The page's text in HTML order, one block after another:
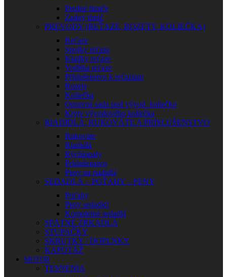
Predné tlmiče
Zadný tlmič
PREVODY (REŤAZE, ROZETY, KOLIEČKA)
Reťaze
Spojky reťaze
Kladky reťaze
Vodítka reťaze
Príslušenstvo k reťaziam
Rozety
Koliečka
Opravná sada pod vývod. koliečko
Kryty vývodového koliečka
RIADIDLÁ, RUKOVÄTE A PRÍSLUŠENSTVO
Rukoväte
Riadidlá
Rýchlopaly
Príslušenstvo
Peny na riadidlá
SEDADLÁ – POŤAHY – PENY
Poťahy
Peny sedadiel
Kompletné sedadlá
SPÄTNÉ ZRKADLÁ
STUPAČKY
SKRUTKY / DOPLNKY
KAPOTÁŽ
MOTOR
TESNENIA